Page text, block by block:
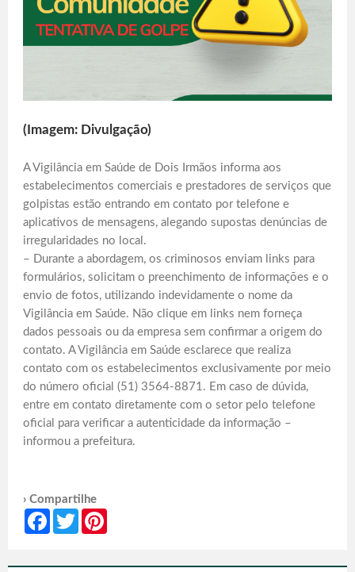
(Imagem: Divulgação)
A Vigilância em Saúde de Dois Irmãos informa aos
estabelecimentos comerciais e prestadores de serviços que
golpistas estão entrando em contato por telefone e
aplicativos de mensagens, alegando supostas denúncias de
irregularidades no local.
– Durante a abordagem, os criminosos enviam links para
formulários, solicitam o preenchimento de informações e o
envio de fotos, utilizando indevidamente o nome da
Vigilância em Saúde. Não clique em links nem forneça
dados pessoais ou da empresa sem confirmar a origem do
contato. A Vigilância em Saúde esclarece que realiza
contato com os estabelecimentos exclusivamente por meio
do número oficial (51) 3564-8871. Em caso de dúvida,
entre em contato diretamente com o setor pelo telefone
oficial para verificar a autenticidade da informação –
informou a prefeitura.
› Compartilhe
Facebook
Twitter